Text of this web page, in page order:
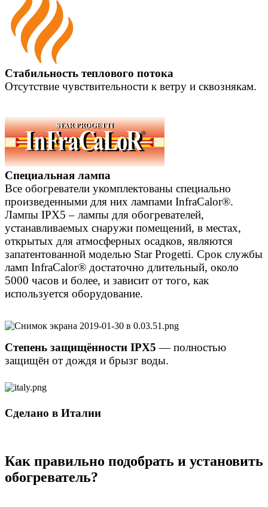
Стабильность теплового потока
Отсутствие чувствительности к ветру и сквознякам.
Специальная лампа
Все обогреватели укомплектованы специально
произведенными для них лампами InfraCalor®.
Лампы IPX5 – лампы для обогревателей,
устанавливаемых снаружи помещений, в местах,
открытых для атмосферных осадков, являются
запатентованной моделью Star Progetti. Срок службы
ламп InfraCalor® достаточно длительный, около
5000 часов и более, и зависит от того, как
используется оборудование.
Степень защищённости IPX5—полностью
защищён от дождя и брызг воды.
Сделано в Италии
Как правильно подобрать и установить
обогреватель?